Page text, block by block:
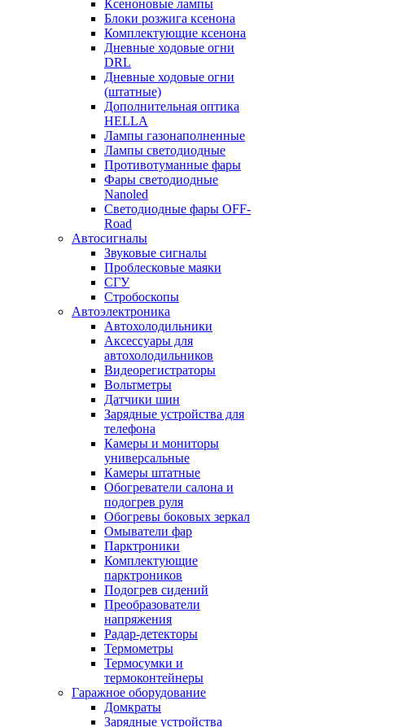
Ксеноновые лампы
Блоки розжига ксенона
Комплектующие ксенона
Дневные ходовые огни
DRL
Дневные ходовые огни
(штатные)
Дополнительная оптика
HELLA
Лампы газонаполненные
Лампы светодиодные
Противотуманные фары
Фары светодиодные
Nanoled
Светодиодные фары OFF-
Road
Автосигналы
Звуковые сигналы
Проблесковые маяки
СГУ
Стробоскопы
Автоэлектроника
Автохолодильники
Аксессуары для
автохолодильников
Видеорегистраторы
Вольтметры
Датчики шин
Зарядные устройства для
телефона
Камеры и мониторы
универсальные
Камеры штатные
Обогреватели салона и
подогрев руля
Обогревы боковых зеркал
Омыватели фар
Парктроники
Комплектующие
парктроников
Подогрев сидений
Преобразователи
напряжения
Радар-детекторы
Термометры
Термосумки и
термоконтейнеры
Гаражное оборудование
Домкраты
Зарядные устройства